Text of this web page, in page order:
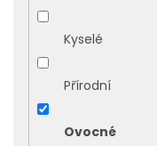
Kyselé
Přírodní
Ovocné